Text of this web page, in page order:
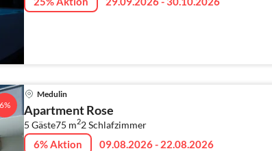
6%
Medulin
Apartment Rose
5 Gäste75 m22Schlafzimmer
6% Aktion 09.08.2026 - 22.08.2026